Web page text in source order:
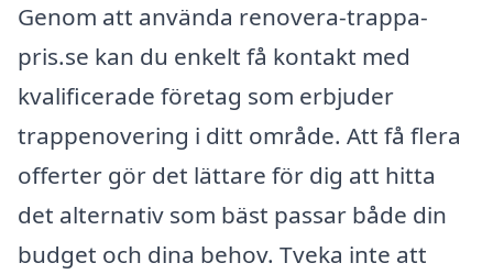
Genom att använda renovera-trappa-
pris.se kan du enkelt få kontakt med
kvalificerade företag som erbjuder
trappenovering i ditt område. Att få flera
offerter gör det lättare för dig att hitta
det alternativ som bäst passar både din
budget och dina behov. Tveka inte att